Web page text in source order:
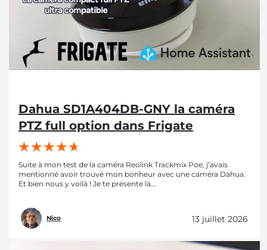
Dahua SD1A404DB-GNY la caméra
PTZ full option dans Frigate
Suite à mon test de la caméra Reolink Trackmix Poe, j’avais
mentionné avoir trouvé mon bonheur avec une caméra Dahua.
Et bien nous y voilà ! Je te présente la...
Nico 13 juillet 2026